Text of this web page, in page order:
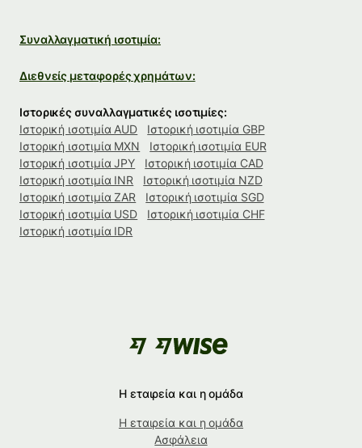
Συναλλαγματική ισοτιμία:
Διεθνείς μεταφορές χρημάτων:
Ιστορικές συναλλαγματικές ισοτιμίες:
Ιστορική ισοτιμία AUD
Ιστορική ισοτιμία GBP
Ιστορική ισοτιμία MXN
Ιστορική ισοτιμία EUR
Ιστορική ισοτιμία JPY
Ιστορική ισοτιμία CAD
Ιστορική ισοτιμία INR
Ιστορική ισοτιμία NZD
Ιστορική ισοτιμία ZAR
Ιστορική ισοτιμία SGD
Ιστορική ισοτιμία USD
Ιστορική ισοτιμία CHF
Ιστορική ισοτιμία IDR
Η εταιρεία και η ομάδα
Η εταιρεία και η ομάδα
Ασφάλεια